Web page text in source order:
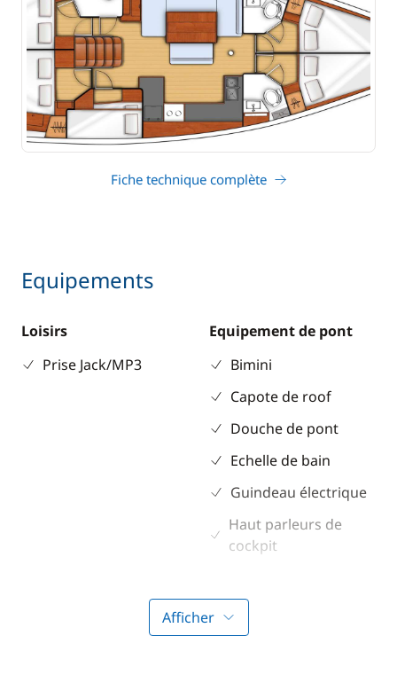
Fiche technique complète
Equipements
Loisirs
Prise Jack/MP3
Equipement de pont
Bimini
Capote de roof
Douche de pont
Echelle de bain
Guindeau électrique
Haut parleurs de
cockpit
Taud de soleil
Afficher